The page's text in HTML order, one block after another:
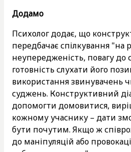
Додамо
Психолог додає, що
передбачає спілкування "на
неупередженість, повагу до
готовність слухати його
використання звинувачень
суджень. Конструктивний
допомогти домовитися,
кожному учаснику – дати
бути почутим. Якщо ж
до маніпуляцій або